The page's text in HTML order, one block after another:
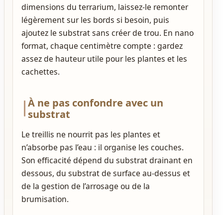
dimensions du terrarium, laissez-le remonter
légèrement sur les bords si besoin, puis
ajoutez le substrat sans créer de trou. En nano
format, chaque centimètre compte : gardez
assez de hauteur utile pour les plantes et les
cachettes.
À ne pas confondre avec un
substrat
Le treillis ne nourrit pas les plantes et
n’absorbe pas l’eau : il organise les couches.
Son efficacité dépend du substrat drainant en
dessous, du substrat de surface au-dessus et
de la gestion de l’arrosage ou de la
brumisation.